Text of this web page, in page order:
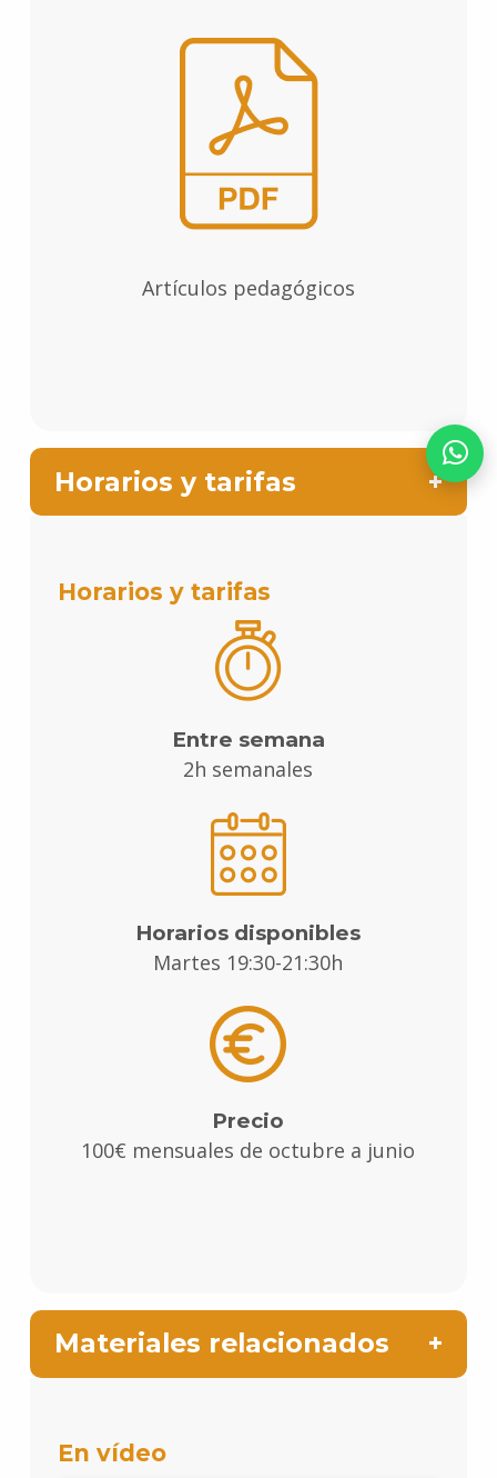
Artículos pedagógicos
Horarios y tarifas
Horarios y tarifas
Entre semana
2h semanales
Horarios disponibles
Martes 19:30-21:30h
Precio
100€ mensuales de octubre a junio
Materiales relacionados
En vídeo